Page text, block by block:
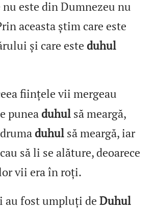
nu este din Dumnezeu nu
aceasta știm care este
și care este duhul
ființele vii mergeau
punea duhul să meargă,
duhul să meargă, iar
să li se alăture, deoarece
vii era în roți.
au fost umpluți deDuhul